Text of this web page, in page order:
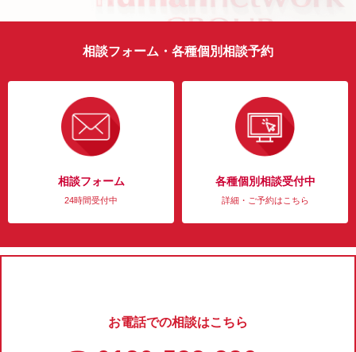
相談フォーム・各種個別相談予約
相談フォーム
24時間受付中
各種個別相談受付中
詳細・ご予約はこちら
お電話での相談はこちら